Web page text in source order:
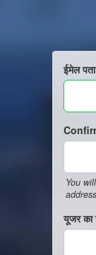
ईमेल पता
You
यूजर का